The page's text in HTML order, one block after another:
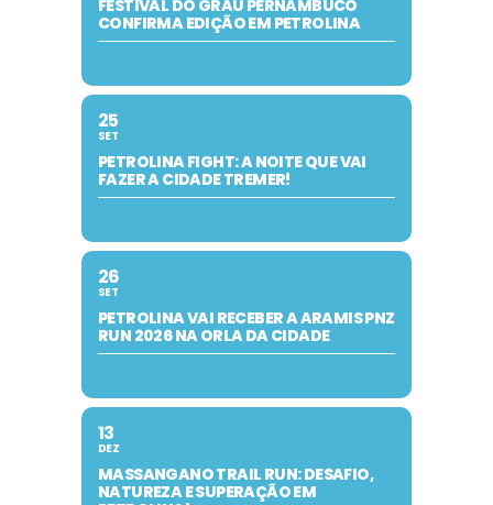
FESTIVAL DO GRAU PERNAMBUCO
CONFIRMA EDIÇÃO EM PETROLINA
25
SET
PETROLINA FIGHT: A NOITE QUE VAI
FAZER A CIDADE TREMER!
26
SET
PETROLINA VAI RECEBER A ARAMIS PNZ
RUN 2026 NA ORLA DA CIDADE
13
DEZ
MASSANGANO TRAIL RUN: DESAFIO,
NATUREZA E SUPERAÇÃO EM